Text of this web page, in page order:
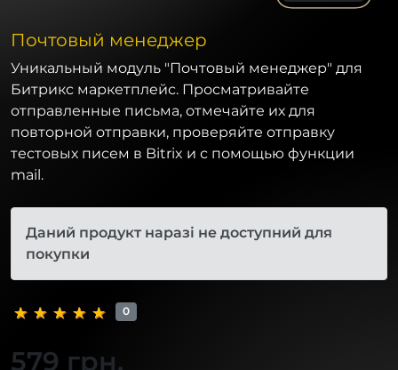
Почтовый менеджер
Уникальный модуль "Почтовый менеджер" для
Битрикс маркетплейс. Просматривайте
отправленные письма, отмечайте их для
повторной отправки, проверяйте отправку
тестовых писем в Bitrix и с помощью функции
mail.
Даний продукт наразі не доступний для
покупки
0
579 грн.